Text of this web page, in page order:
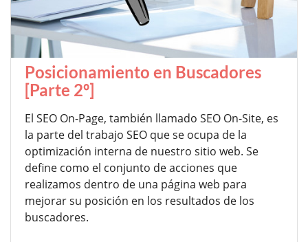
Posicionamiento en Buscadores
[Parte 2º]
El SEO On-Page, también llamado SEO On-Site, es
la parte del trabajo SEO que se ocupa de la
optimización interna de nuestro sitio web. Se
define como el conjunto de acciones que
realizamos dentro de una página web para
mejorar su posición en los resultados de los
buscadores.